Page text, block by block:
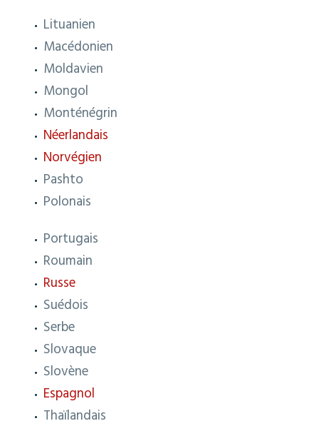
Lituanien
Macédonien
Moldavien
Mongol
Monténégrin
Néerlandais
Norvégien
Pashto
Polonais
Portugais
Roumain
Russe
Suédois
Serbe
Slovaque
Slovène
Espagnol
Thaïlandais